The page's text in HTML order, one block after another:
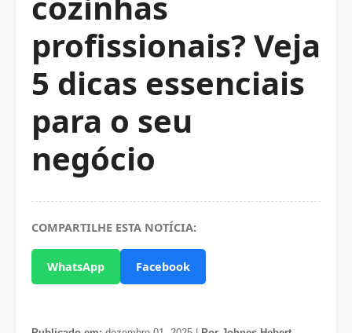
profissionais? Veja
5 dicas essenciais
para o seu
negócio
COMPARTILHE ESTA NOTÍCIA:
WhatsApp Facebook